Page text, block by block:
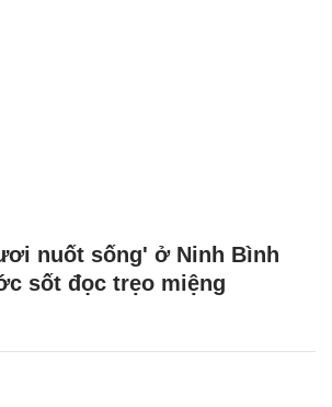
nuốt sống' ở Ninh Bình
sốt đọc trẹo miệng